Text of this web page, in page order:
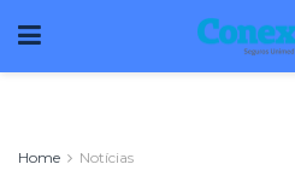
Home Notícias